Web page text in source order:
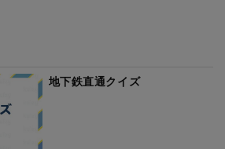
地下鉄直通クイズ